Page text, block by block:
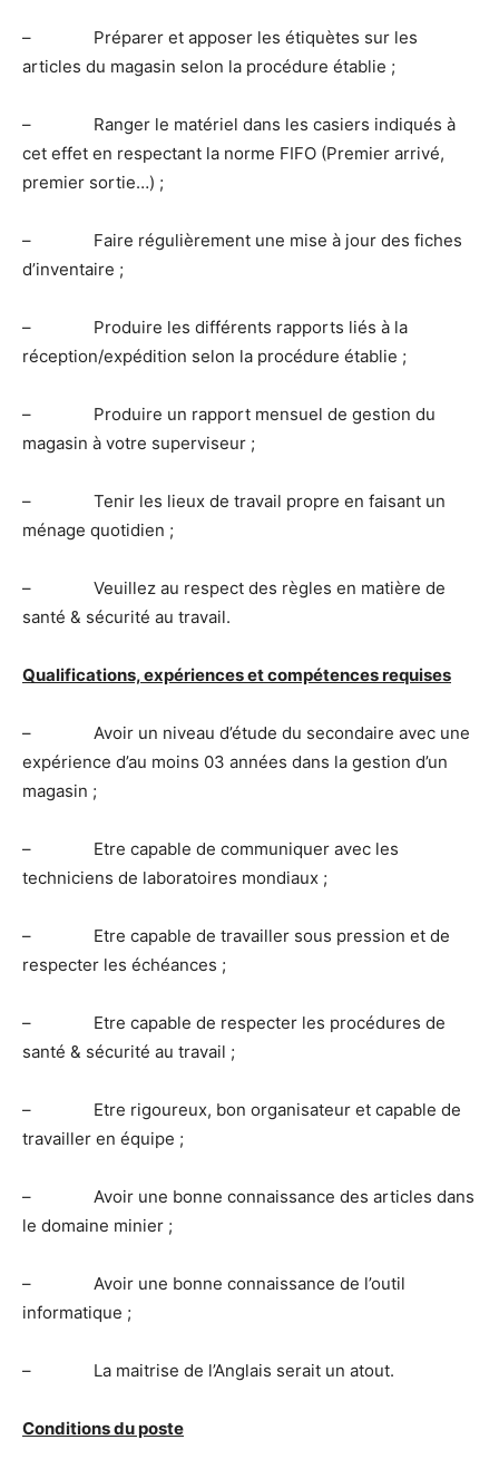
– Préparer et apposer les étiquètes sur les
articles du magasin selon la procédure établie ;
– Ranger le matériel dans les casiers indiqués à
cet effet en respectant la norme FIFO (Premier arrivé,
premier sortie…) ;
– Faire régulièrement une mise à jour des fiches
d’inventaire ;
– Produire les différents rapports liés à la
réception/expédition selon la procédure établie ;
– Produire un rapport mensuel de gestion du
magasin à votre superviseur ;
– Tenir les lieux de travail propre en faisant un
ménage quotidien ;
– Veuillez au respect des règles en matière de
santé & sécurité au travail.
Qualifications, expériences et compétences requises
– Avoir un niveau d’étude du secondaire avec une
expérience d’au moins 03 années dans la gestion d’un
magasin ;
– Etre capable de communiquer avec les
techniciens de laboratoires mondiaux ;
– Etre capable de travailler sous pression et de
respecter les échéances ;
– Etre capable de respecter les procédures de
santé & sécurité au travail ;
– Etre rigoureux, bon organisateur et capable de
travailler en équipe ;
– Avoir une bonne connaissance des articles dans
le domaine minier ;
– Avoir une bonne connaissance de l’outil
informatique ;
– La maitrise de l’Anglais serait un atout.
Conditions du poste